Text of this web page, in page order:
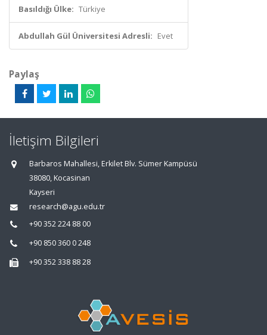
Basıldığı Ülke: Türkiye
Abdullah Gül Üniversitesi Adresli: Evet
Paylaş
İletişim Bilgileri
Barbaros Mahallesi, Erkilet Blv. Sümer Kampüsü
38080, Kocasinan
Kayseri
research@agu.edu.tr
+90 352 224 88 00
+90 850 360 0 248
+90 352 338 88 28